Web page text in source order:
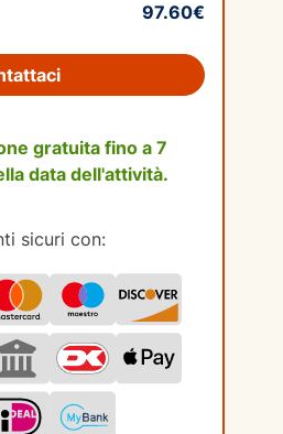
97.60€
gratuita fino a 7
data dell'attività.
sicuri con: